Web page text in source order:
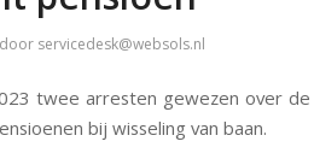
door servicedesk@websols.nl
twee arresten gewezen over de
bij wisseling van baan.